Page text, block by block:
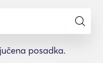
posadka.